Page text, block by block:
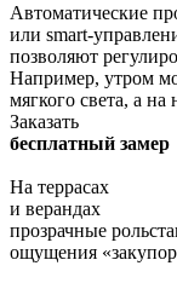
Автоматические
или smart-
позволяют
Например, утром
мягкого света, а
Заказать
бесплатный замер
На террасах
и верандах
прозрачные
ощущения